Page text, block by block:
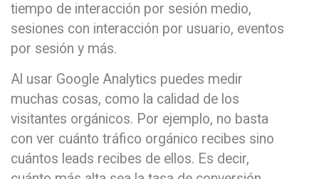
tiempo de interacción por sesión medio,
sesiones con interacción por usuario, eventos
por sesión y más.
Al usar Google Analytics puedes medir
muchas cosas, como la calidad de los
visitantes orgánicos. Por ejemplo, no basta
con ver cuánto tráfico orgánico recibes sino
cuántos leads recibes de ellos. Es decir,